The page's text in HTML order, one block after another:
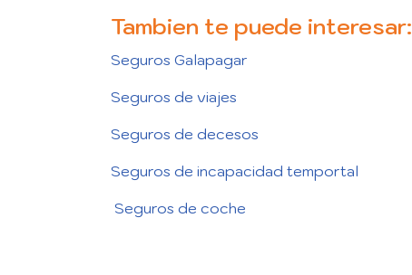
Tambien te puede interesar:
Seguros Galapagar
Seguros de viajes
Seguros de decesos
Seguros de incapacidad temportal
Seguros de coche